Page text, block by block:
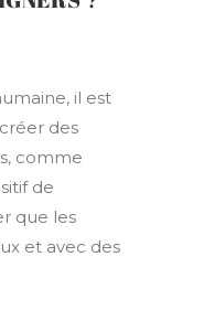
il est
des
comme
de
que les
et avec des